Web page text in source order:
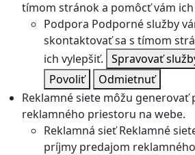
tímom stránok a pomôcť vám
Podpora Podporné služby
skontaktovať sa s tímom
ich vylepšiť. Spravovať
Povoliť
Odmietnuť
Reklamné siete môžu
reklamného priestoru na webe.
Reklamná sieť Reklamné
príjmy predajom